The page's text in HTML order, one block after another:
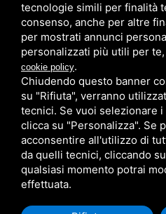
IMMOBILIOGGI & aziendaoggi
01620540383 - CCIAA FE 183305 -
immobiliari
Privacy Policy
Agenzia di Ferrara
Agenzia di Copparo
tecnologie simili per finalità
consenso, anche per altre
per mostrati annunci
personalizzati più utili per
cookie policy.
Chiudendo questo banner
su "Rifiuta", verranno
tecnici. Se vuoi selezionare
clicca su "Personalizza". Se
acconsentire all'utilizzo di
da quelli tecnici, cliccando
qualsiasi momento potrai
effettuata.